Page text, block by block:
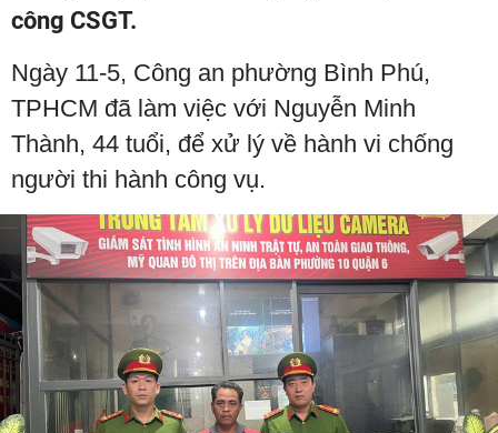
công CSGT.
Ngày 11-5, Công an phường Bình Phú,
TPHCM đã làm việc với Nguyễn Minh
Thành, 44 tuổi, để xử lý về hành vi chống
người thi hành công vụ.